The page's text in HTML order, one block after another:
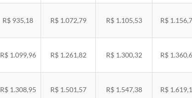
R$ 935,18 R$ 1.072,79 R$ 1.105,53 R$
R$ 1.099,96 R$ 1.261,82 R$ 1.300,32 R$
R$ 1.308,95 R$ 1.501,57 R$ 1.547,38 R$